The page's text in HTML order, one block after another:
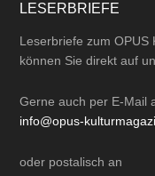
LESERBRIEFE
Leserbriefe zum OPUS
können Sie direkt auf
Gerne auch per E-Mail
info@opus-
oder postalisch an